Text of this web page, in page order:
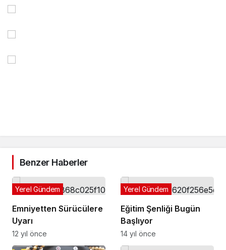
Benzer Haberler
Emniyetten Sürücülere
Uyarı
Yerel Gündem
12 yıl önce
Eğitim Şenliği Bugün
Başlıyor
Yerel Gündem
14 yıl önce